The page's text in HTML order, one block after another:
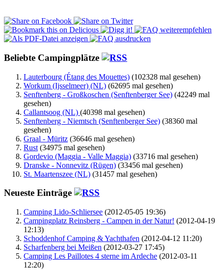
Beliebte Campingplätze
Lauterbourg (Étang des Mouettes) (102328 mal gesehen)
Workum (Ijsselmeer) (NL) (62695 mal gesehen)
Senftenberg - Großkoschen (Senftenberger See) (42249 mal
gesehen)
Callantsoog (NL) (40398 mal gesehen)
Senftenberg - Niemtsch (Senftenberger See) (38360 mal
gesehen)
Graal - Müritz (36646 mal gesehen)
Rust (34975 mal gesehen)
Gordevio (Maggia - Valle Maggia) (33716 mal gesehen)
Dranske - Nonnevitz (Rügen) (33456 mal gesehen)
St. Maartenszee (NL) (31457 mal gesehen)
Neueste Einträge
Camping Lido-Schliersee (2012-05-05 19:36)
Campingplatz Reinsberg - Campen in der Natur! (2012-04-19
12:13)
Schoddenhof Camping & Yachthafen (2012-04-12 11:20)
Scharfenberg bei Meißen (2012-03-27 17:45)
Camping Les Paillotes 4 sterne im Ardeche (2012-03-11
12:20)